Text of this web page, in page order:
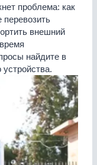
проблема: как
перевозить
внешний
найдите в